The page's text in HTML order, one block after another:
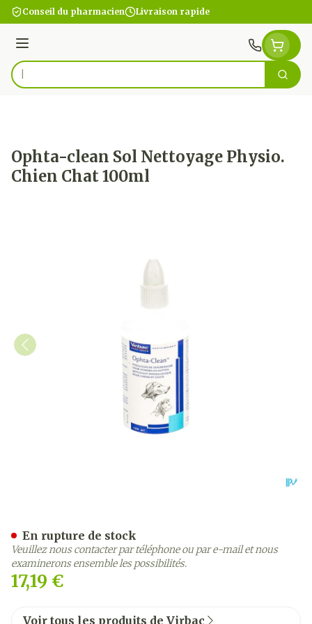
Aller au contenu
Conseil du pharmacien Livraison rapide
Menu
Rechercher
Ophta-clean Sol Nettoyage Physio.
Chien Chat 100ml
17,19 €
En rupture de stock
Veuillez nous contacter par téléphone ou par e-mail et nous
examinerons ensemble les possibilités.
Voir tous les produits de Virbac